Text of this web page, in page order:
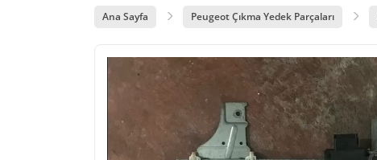
Ana Sayfa Peugeot Çıkma Yedek Parçaları